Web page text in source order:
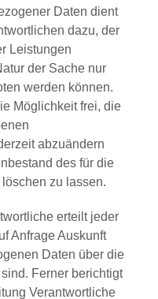
Daten dient
dazu, der
Leistungen
der Sache nur
werden können.
Möglichkeit frei, die
abzuändern
des für die
zu lassen.
erteilt jeder
Anfrage Auskunft
Daten über die
Ferner berichtigt
Verantwortliche